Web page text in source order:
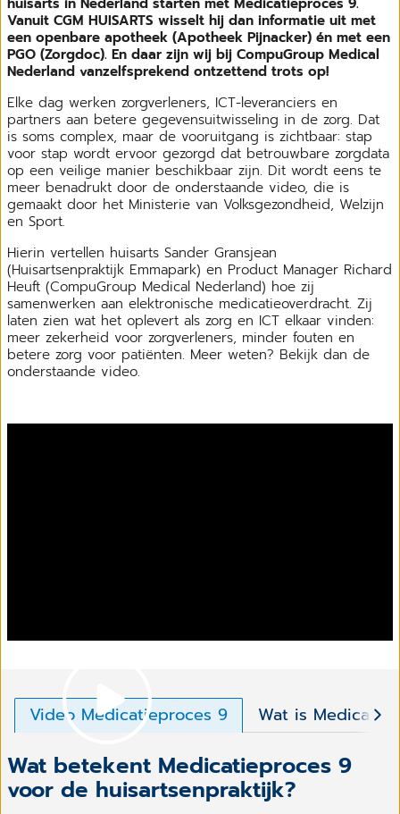
Vanuit CGM HUISARTS wisselt hij dan informatie uit met
een openbare apotheek (Apotheek Pijnacker) én met een
PGO (Zorgdoc). En daar zijn wij bij CompuGroup Medical
Nederland vanzelfsprekend ontzettend trots op!
Elke dag werken zorgverleners, ICT-leveranciers en
partners aan betere gegevensuitwisseling in de zorg. Dat
is soms complex, maar de vooruitgang is zichtbaar: stap
voor stap wordt ervoor gezorgd dat betrouwbare zorgdata
op een veilige manier beschikbaar zijn. Dit wordt eens te
meer benadrukt door de onderstaande video, die is
gemaakt door het Ministerie van Volksgezondheid, Welzijn
en Sport.
Hierin vertellen huisarts Sander Gransjean
(Huisartsenpraktijk Emmapark) en Product Manager Richard
Heuft (CompuGroup Medical Nederland) hoe zij
samenwerken aan elektronische medicatieoverdracht. Zij
laten zien wat het oplevert als zorg en ICT elkaar vinden:
meer zekerheid voor zorgverleners, minder fouten en
betere zorg voor patiënten. Meer weten? Bekijk dan de
onderstaande video.
Video Medicatieproces 9 Wat is
Wat betekent Medicatieproces 9
voor de huisartsenpraktijk?